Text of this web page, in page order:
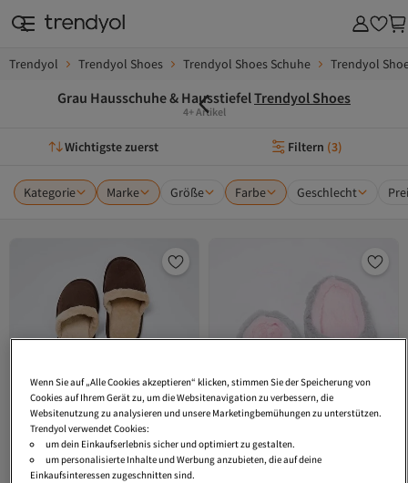
Trendyol Trendyol Shoes Trendyol Shoes Schuhe Trendyol
Grau Hausschuhe & HausstiefelTrendyol Shoes
4+ Artikel
Wichtigste zuerst Filtern (3)
Kategorie Marke Größe Farbe Geschlecht
Wenn Sie auf „Alle Cookies akzeptieren“ klicken, stimmen Sie der Speicherung von
Cookies auf Ihrem Gerät zu, um die Websitenavigation zu verbessern, die
Websitenutzung zu analysieren und unsere Marketingbemühungen zu unterstützen.
Trendyol verwendet Cookies:
um dein Einkaufserlebnis sicher und optimiert zu gestalten.
um personalisierte Inhalte und Werbung anzubieten, die auf deine
Einkaufsinteressen zugeschnitten sind.